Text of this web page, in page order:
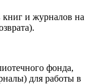
книг и журналов на
фонда,
для работы в